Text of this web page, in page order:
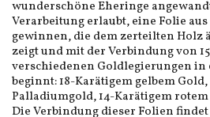
wunderschöne Eheringe
Verarbeitung erlaubt, eine Folie
gewinnen, die dem zerteilten Holz
zeigt und mit der Verbindung von
verschiedenen Goldlegierungen
beginnt: 18-Karätigem gelbem
Palladiumgold, 14-Karätigem
Die Verbindung dieser Folien